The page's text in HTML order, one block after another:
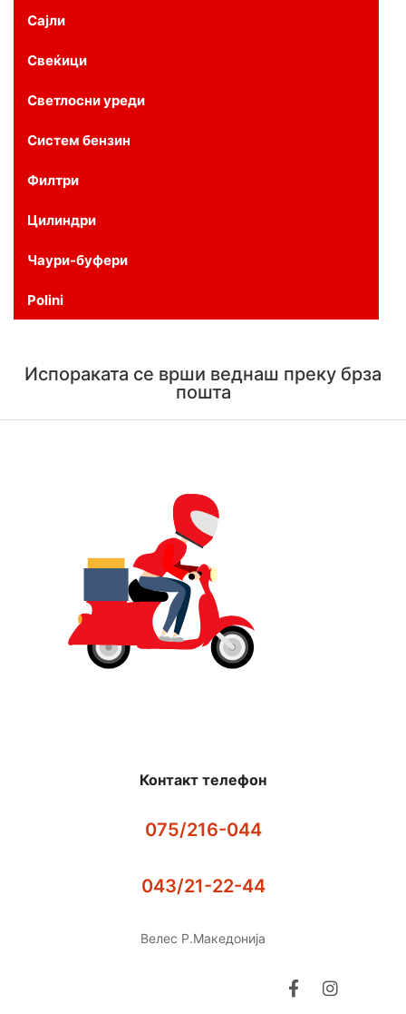
Сајли
Свеќици
Светлосни уреди
Систем бензин
Филтри
Цилиндри
Чаури-буфери
Polini
Испораката се врши веднаш преку брза
пошта
Контакт телефон
075/216-044
043/21-22-44
Велес Р.Македонија